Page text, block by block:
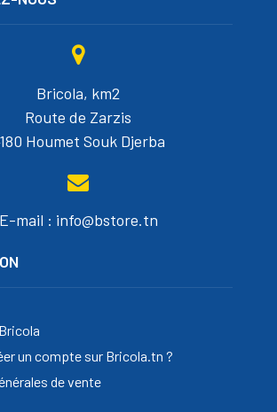
Bricola, km2
Route de Zarzis
Houmet Souk Djerba
E-mail : info@bstore.tn
un compte sur Bricola.tn ?
de vente